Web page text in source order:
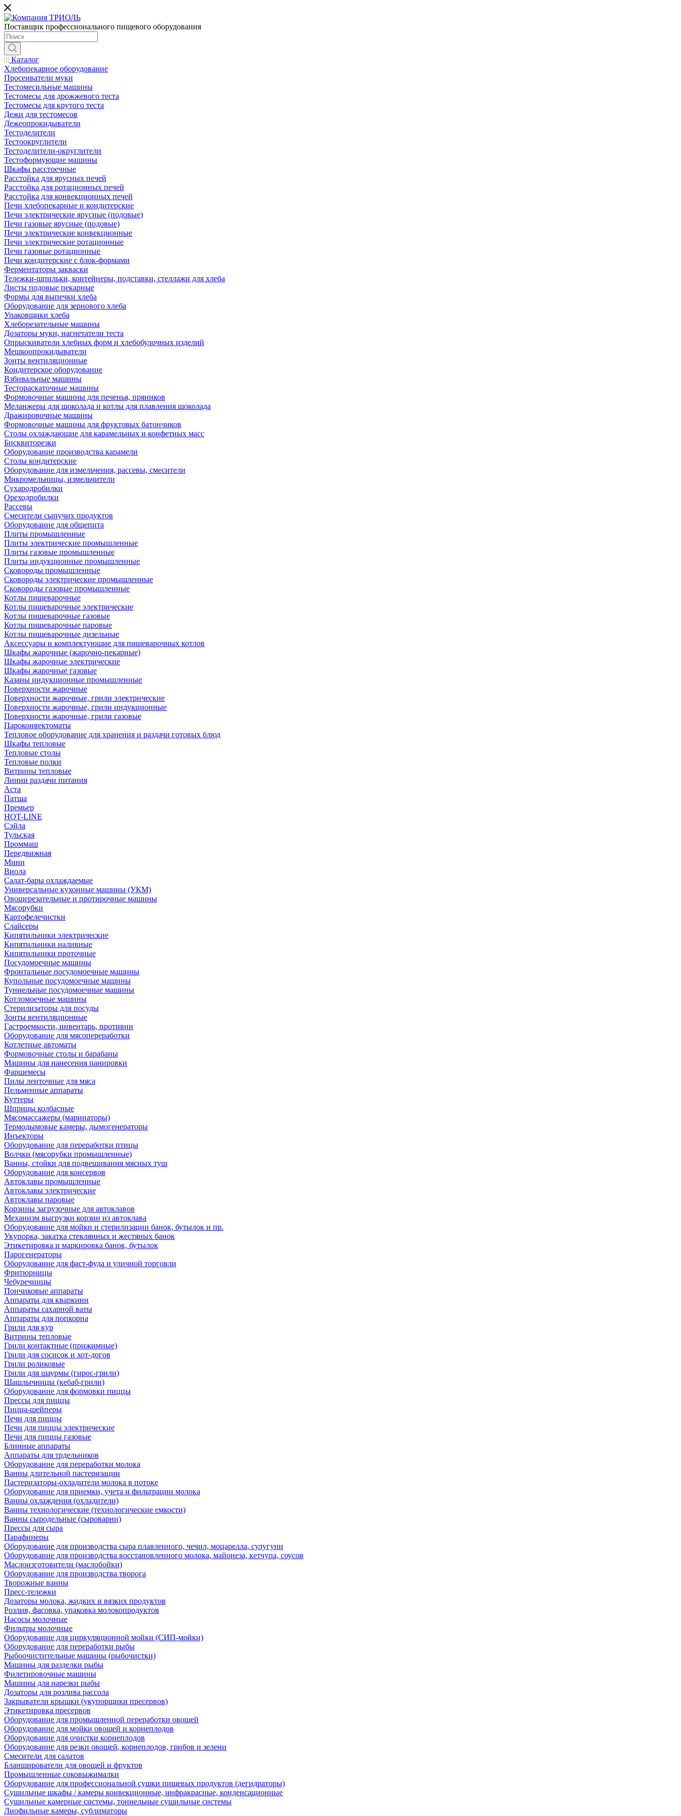
Поставщик профессионального пищевого оборудования
Каталог
Хлебопекарное оборудование
Просеиватели муки
Тестомесильные машины
Тестомесы для дрожжевого теста
Тестомесы для крутого теста
Дежи для тестомесов
Дежеопрокидыватели
Тестоделители
Тестоокруглители
Тестоделители-округлители
Тестоформующие машины
Шкафы расстоечные
Расстойка для ярусных печей
Расстойка для ротационных печей
Расстойка для конвекционных печей
Печи хлебопекарные и кондитерские
Печи электрические ярусные (подовые)
Печи газовые ярусные (подовые)
Печи электрические конвекционные
Печи электрические ротационные
Печи газовые ротационные
Печи кондитерские с блок-формами
Ферментаторы закваски
Тележки-шпильки, контейнеры, подставки, стеллажи для хлеба
Листы подовые пекарные
Формы для выпечки хлеба
Оборудование для зернового хлеба
Упаковщики хлеба
Хлеборезательные машины
Дозаторы муки, нагнетатели теста
Опрыскиватели хлебных форм и хлебобулочных изделий
Мешкоопрокидыватели
Зонты вентиляционные
Кондитерское оборудование
Взбивальные машины
Тестораскаточные машины
Формовочные машины для печенья, пряников
Меланжеры для шоколада и котлы для плавления шоколада
Дражировочные машины
Формовочные машины для фруктовых батончиков
Столы охлаждающие для карамельных и конфетных масс
Бисквиторезки
Оборудование производства карамели
Столы кондитерские
Оборудование для измельчения, рассевы, смесители
Микромельницы, измельчители
Сухародробилки
Ореходробилки
Рассевы
Смесители сыпучих продуктов
Оборудование для общепита
Плиты промышленные
Плиты электрические промышленные
Плиты газовые промышленные
Плиты индукционные промышленные
Сковороды промышленные
Сковороды электрические промышленные
Сковороды газовые промышленные
Котлы пищеварочные
Котлы пищеварочные электрические
Котлы пищеварочные газовые
Котлы пищеварочные паровые
Котлы пищеварочные дизельные
Аксессуары и комплектующие для пищеварочных котлов
Шкафы жарочные (жарочно-пекарные)
Шкафы жарочные электрические
Шкафы жарочные газовые
Казаны индукционные промышленные
Поверхности жарочные
Поверхности жарочные, грили электрические
Поверхности жарочные, грили индукционные
Поверхности жарочные, грили газовые
Пароконвектоматы
Тепловое оборудование для хранения и раздачи готовых блюд
Шкафы тепловые
Тепловые столы
Тепловые полки
Витрины тепловые
Линии раздачи питания
Аста
Патша
Премьер
HOT-LINE
Сэйла
Тульская
Проммаш
Передвижная
Мини
Виола
Салат-бары охлаждаемые
Универсальные кухонные машины (УКМ)
Овощерезательные и протирочные машины
Мясорубки
Картофелечистки
Слайсеры
Кипятильники электрические
Кипятильники наливные
Кипятильники проточные
Посудомоечные машины
Фронтальные посудомоечные машины
Купольные посудомоечные машины
Туннельные посудомоечные машины
Котломоечные машины
Стерилизаторы для посуды
Зонты вентиляционные
Гастроемкости, инвентарь, противни
Оборудование для мясопереработки
Котлетные автоматы
Формовочные столы и барабаны
Машины для нанесения панировки
Фаршемесы
Пилы ленточные для мяса
Пельменные аппараты
Куттеры
Шприцы колбасные
Мясомассажеры (маринаторы)
Термодымовые камеры, дымогенераторы
Инъекторы
Оборудование для переработки птицы
Волчки (мясорубки промышленные)
Ванны, стойки для подвешивания мясных туш
Оборудование для консервов
Автоклавы промышленные
Автоклавы электрические
Автоклавы паровые
Корзины загрузочные для автоклавов
Механизм выгрузки корзин из автоклава
Оборудование для мойки и стерилизации банок, бутылок и пр.
Укупорка, закатка стеклянных и жестяных банок
Этикетировка и маркировка банок, бутылок
Парогенераторы
Оборудование для фаст-фуда и уличной торговли
Фритюрницы
Чебуречницы
Пончиковые аппараты
Аппараты для кваркини
Аппараты сахарной ваты
Аппараты для попкорна
Грили для кур
Витрины тепловые
Грили контактные (прижимные)
Грили для сосисок и хот-догов
Грили роликовые
Грили для шаурмы (гирос-грили)
Шашлычницы (кебаб-грили)
Оборудование для формовки пиццы
Прессы для пиццы
Пицца-шейперы
Печи для пиццы
Печи для пиццы электрические
Печи для пиццы газовые
Блинные аппараты
Аппараты для трдельников
Оборудование для переработки молока
Ванны длительной пастеризации
Пастеризаторы-охладители молока в потоке
Оборудование для приемки, учета и фильтрации молока
Ванны охлаждения (охладители)
Ванны технологические (технологические емкости)
Ванны сыродельные (сыроварни)
Прессы для сыра
Парафинеры
Оборудование для производства сыра плавленного, чечил, моцарелла, сулугуни
Оборудование для производства восстановленного молока, майонеза, кетчупа, соусов
Маслоизготовители (маслобойки)
Оборудование для производства творога
Творожные ванны
Пресс-тележки
Дозаторы молока, жидких и вязких продуктов
Розлив, фасовка, упаковка молокопродуктов
Насосы молочные
Фильтры молочные
Оборудование для циркуляционной мойки (СИП-мойки)
Оборудование для переработки рыбы
Рыбоочистительные машины (рыбочистки)
Машины для разделки рыбы
Филетировочные машины
Машины для нарезки рыбы
Дозаторы для розлива рассола
Закрыватели крышки (укупорщики пресервов)
Этикетировка пресервов
Оборудование для промышленной переработки овощей
Оборудование для мойки овощей и корнеплодов
Оборудование для очистки корнеплодов
Оборудование для резки овощей, корнеплодов, грибов и зелени
Смесители для салатов
Бланширователи для овощей и фруктов
Промышленные соковыжималки
Оборудование для профессиональной сушки пищевых продуктов (дегидраторы)
Сушильные шкафы / камеры конвекционные, инфракрасные, конденсационные
Сушильные камерные системы, тоннельные сушильные системы
Лиофильные камеры, сублиматоры